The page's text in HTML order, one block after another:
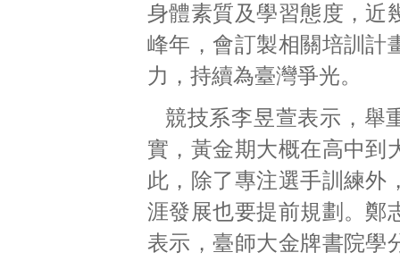
身體素質及學習態度，近
峰年，會訂製相關培訓計
力，持續為臺灣爭光。
競技系李昱萱表示，舉
實，黃金期大概在高中到
此，除了專注選手訓練外
涯發展也要提前規劃。鄭
表示，臺師大金牌書院學